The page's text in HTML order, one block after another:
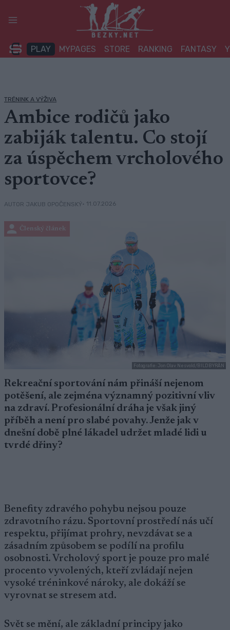
PLAY MYPAGES STORE RANKING FANTASY
TRÉNINK A VÝŽIVA
Ambice rodičů jako
zabiják talentu. Co stojí
za úspěchem vrcholového
sportovce?
AUTOR JAKUB OPOČENSKÝ• 11.07.2026
Členský článek
Fotografie: Jon Olav Nesvold/BILDBYRÅN
Rekreační sportování nám přináší nejenom
potěšení, ale zejména významný pozitivní vliv
na zdraví. Profesionální dráha je však jiný
příběh a není pro slabé povahy. Jenže jak v
dnešní době plné lákadel udržet mladé lidi u
tvrdé dřiny?
Benefity zdravého pohybu nejsou pouze
zdravotního rázu. Sportovní prostředí nás učí
respektu, přijímat prohry, nevzdávat se a
zásadním způsobem se podílí na profilu
osobnosti. Vrcholový sport je pouze pro malé
procento vyvolených, kteří zvládají nejen
vysoké tréninkové nároky, ale dokáží se
vyrovnat se stresem atd.
Svět se mění, ale základní principy jako